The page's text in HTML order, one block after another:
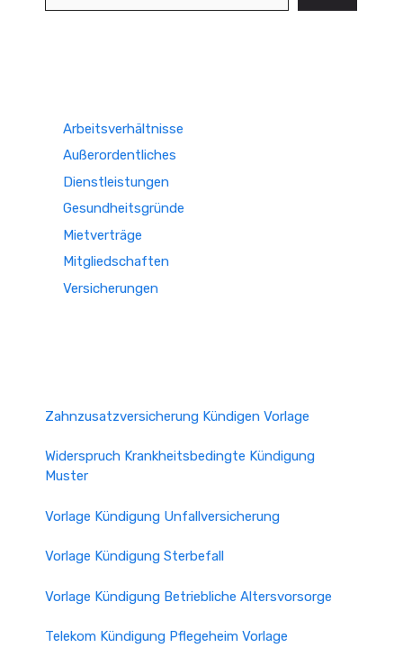
Arbeitsverhältnisse
Außerordentliches
Dienstleistungen
Gesundheitsgründe
Mietverträge
Mitgliedschaften
Versicherungen
Zahnzusatzversicherung Kündigen Vorlage
Widerspruch Krankheitsbedingte Kündigung
Muster
Vorlage Kündigung Unfallversicherung
Vorlage Kündigung Sterbefall
Vorlage Kündigung Betriebliche Altersvorsorge
Telekom Kündigung Pflegeheim Vorlage